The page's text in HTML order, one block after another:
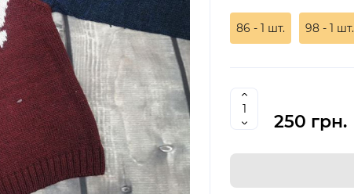
86 - 1 шт. 98 - 1 шт.
250 грн.